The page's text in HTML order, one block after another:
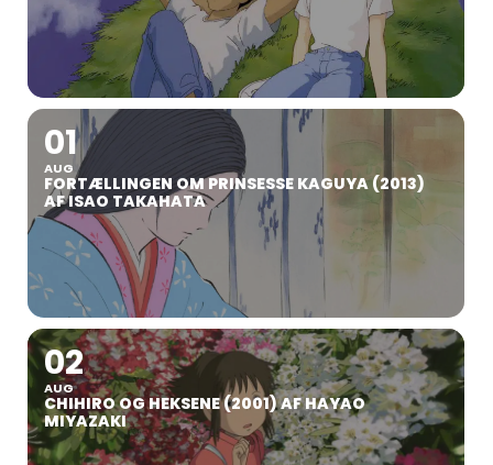
01
AUG
FORTÆLLINGEN OM PRINSESSE KAGUYA (2013)
AF ISAO TAKAHATA
02
AUG
CHIHIRO OG HEKSENE (2001) AF HAYAO
MIYAZAKI